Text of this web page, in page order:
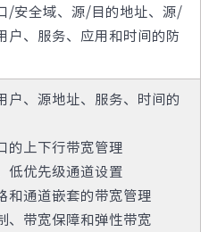
/安全域、源/目的地址、源/
户、服务、应用和时间的防
户、源地址、服务、时间的
的上下行带宽管理
低优先级通道设置
和通道嵌套的带宽管理
、带宽保障和弹性带宽